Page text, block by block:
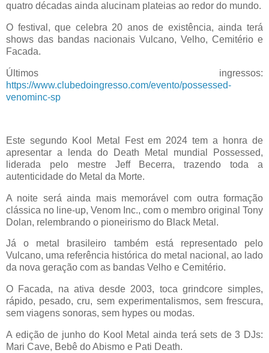
quatro décadas ainda alucinam plateias ao redor do mundo.
O festival, que celebra 20 anos de existência, ainda terá
shows das bandas nacionais Vulcano, Velho, Cemitério e
Facada.
Últimos ingressos:
https://www.clubedoingresso.com/evento/possessed-
venominc-sp
Este segundo Kool Metal Fest em 2024 tem a honra de
apresentar a lenda do Death Metal mundial Possessed,
liderada pelo mestre Jeff Becerra, trazendo toda a
autenticidade do Metal da Morte.
A noite será ainda mais memorável com outra formação
clássica no line-up, Venom Inc., com o membro original Tony
Dolan, relembrando o pioneirismo do Black Metal.
Já o metal brasileiro também está representado pelo
Vulcano, uma referência histórica do metal nacional, ao lado
da nova geração com as bandas Velho e Cemitério.
O Facada, na ativa desde 2003, toca grindcore simples,
rápido, pesado, cru, sem experimentalismos, sem frescura,
sem viagens sonoras, sem hypes ou modas.
A edição de junho do Kool Metal ainda terá sets de 3 DJs:
Mari Cave, Bebê do Abismo e Pati Death.